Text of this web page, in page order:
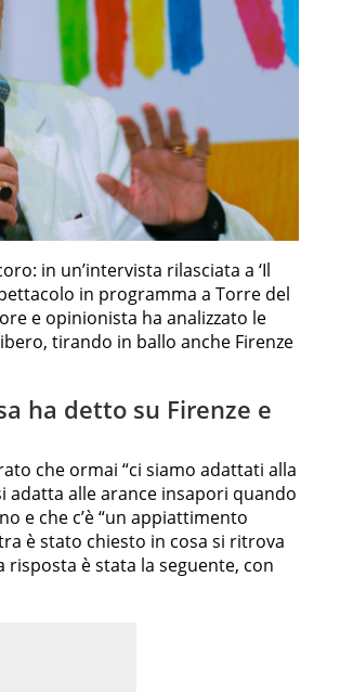
in un’intervista rilasciata a ‘Il
in programma a Torre del
e opinionista ha analizzato le
tirando in ballo anche Firenze
ha detto su Firenze e
che ormai “ci siamo adattati alla
adatta alle arance insapori quando
e che c’è “un appiattimento
è stato chiesto in cosa si ritrova
è stata la seguente, con